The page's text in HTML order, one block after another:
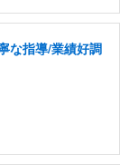
な指導/業績好調